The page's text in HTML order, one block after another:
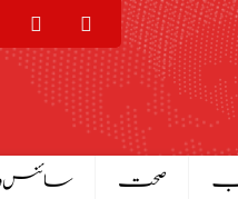
صحت
سائنس و